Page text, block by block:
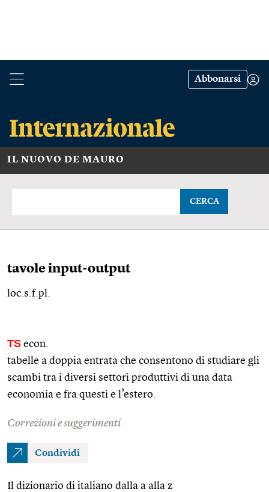
Abbonarsi
IL NUOVO DE MAURO
CERCA
tavole input-output
loc.s.f.pl.
TS econ.
tabelle a doppia entrata che consentono di studiare gli
scambi tra i diversi settori produttivi di una data
economia e fra questi e l’estero.
Correzioni e suggerimenti
Condividi
Il dizionario di italiano dalla a alla z